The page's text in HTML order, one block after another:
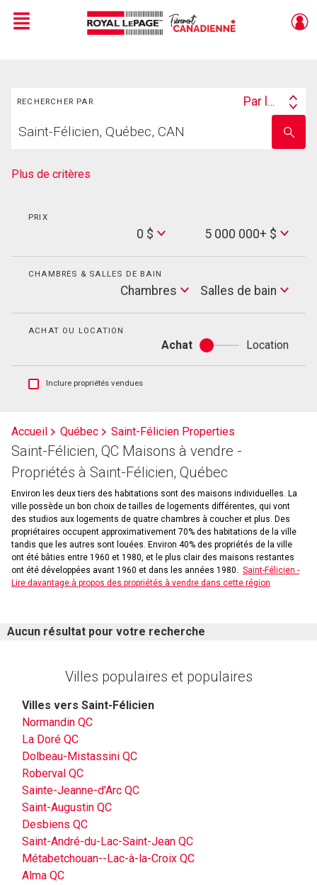
Live
En Direct
Menu
RECHERCHER PAR
Search
Par lieu
votre
nom
Plus de critères
PRIX
0 $
Max
Price
5 000 000+ $
CHAMBRES & SALLES DE BAIN
Chambres
Salles
de
Salles de bain
ACHAT OU LOCATION
Achat
Achat
ou
Location
Afficher
et
les
historiques
d'inscriptions
Inclure propriétés vendues
Accueil Québec Saint-Félicien Properties
Saint-Félicien, QC Maisons à vendre -
Propriétés à Saint-Félicien, Québec
Environ les deux tiers des habitations sont des maisons individuelles. La
ville possède un bon choix de tailles de logements différentes, qui vont
des studios aux logements de quatre chambres à coucher et plus. Des
propriétaires occupent approximativement 70% des habitations de la ville
tandis que les autres sont louées. Environ 40% des propriétés de la ville
ont été bâties entre 1960 et 1980, et le plus clair des maisons restantes
ont été développées avant 1960 et dans les années 1980. Saint-Félicien -
Lire davantage à propos des propriétés à vendre dans cette région
Aucun résultat pour votre recherche
Villes populaires et populaires
Villes vers Saint-Félicien
Normandin QC
La Doré QC
Dolbeau-Mistassini QC
Roberval QC
Sainte-Jeanne-d'Arc QC
Saint-Augustin QC
Desbiens QC
Saint-André-du-Lac-Saint-Jean QC
Métabetchouan--Lac-à-la-Croix QC
Alma QC